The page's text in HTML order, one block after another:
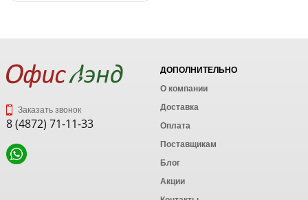
Заказать звонок
8 (4872) 71-11-33
ДОПОЛНИТЕЛЬНО
О компании
Доставка
Оплата
Поставщикам
Блог
Акции